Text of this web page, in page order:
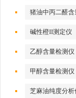
猪油中丙二醛含
碱性橙II测定仪
乙醇含量检测仪
甲醇含量检测仪
芝麻油纯度分析